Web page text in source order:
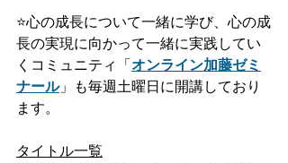
⭐️心の成長について一緒に学び、心の成
長の実現に向かって一緒に実践してい
くコミュニティ「 オンライン加藤ゼミ
ナール」も毎週土曜日に開講しており
ます。
タイトル一覧